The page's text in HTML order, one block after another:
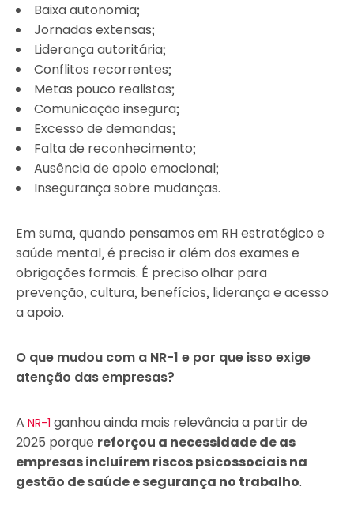
Baixa autonomia;
Jornadas extensas;
Liderança autoritária;
Conflitos recorrentes;
Metas pouco realistas;
Comunicação insegura;
Excesso de demandas;
Falta de reconhecimento;
Ausência de apoio emocional;
Insegurança sobre mudanças.
Em suma, quando pensamos em RH estratégico e
saúde mental, é preciso ir além dos exames e
obrigações formais. É preciso olhar para
prevenção, cultura, benefícios, liderança e acesso
a apoio.
O que mudou com a NR-1 e por que isso exige
atenção das empresas?
A NR-1 ganhou ainda mais relevância a partir de
2025 porque reforçou a necessidade de as
empresas incluírem riscos psicossociais na
gestão de saúde e segurança no trabalho.